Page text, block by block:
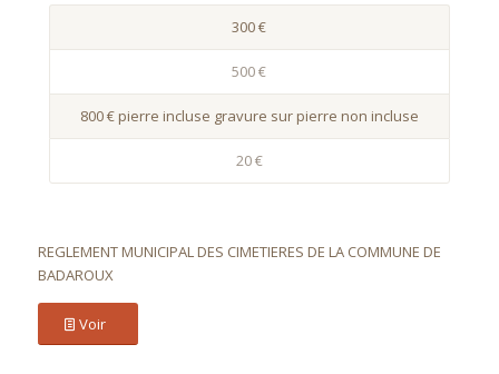
300 €
500 €
800 € pierre incluse gravure sur pierre non incluse
20 €
REGLEMENT MUNICIPAL DES CIMETIERES DE LA COMMUNE DE
BADAROUX
Voir